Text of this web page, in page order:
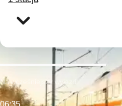
Najwcześniejszy wyjazd:
06:35